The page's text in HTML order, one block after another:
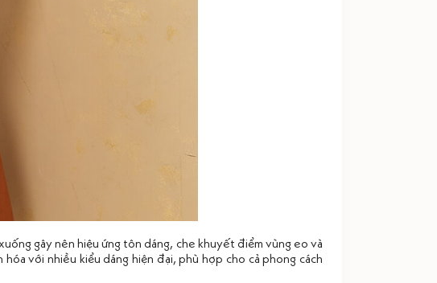
gây nên hiệu ứng tôn dáng, che khuyết điểm vùng eo và
với nhiều kiểu dáng hiện đại, phù hợp cho cả phong cách